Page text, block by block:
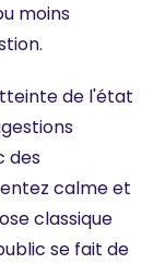
moins
de l'état
des
calme et
classique
se fait de